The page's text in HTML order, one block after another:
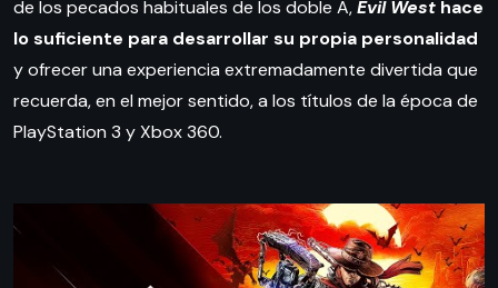
de los pecados habituales de los doble A,Evil West hace
lo suficiente para desarrollar su propia personalidad
y ofrecer una experiencia extremadamente divertida que
recuerda, en el mejor sentido, a los títulos de la época de
PlayStation 3 y Xbox 360.